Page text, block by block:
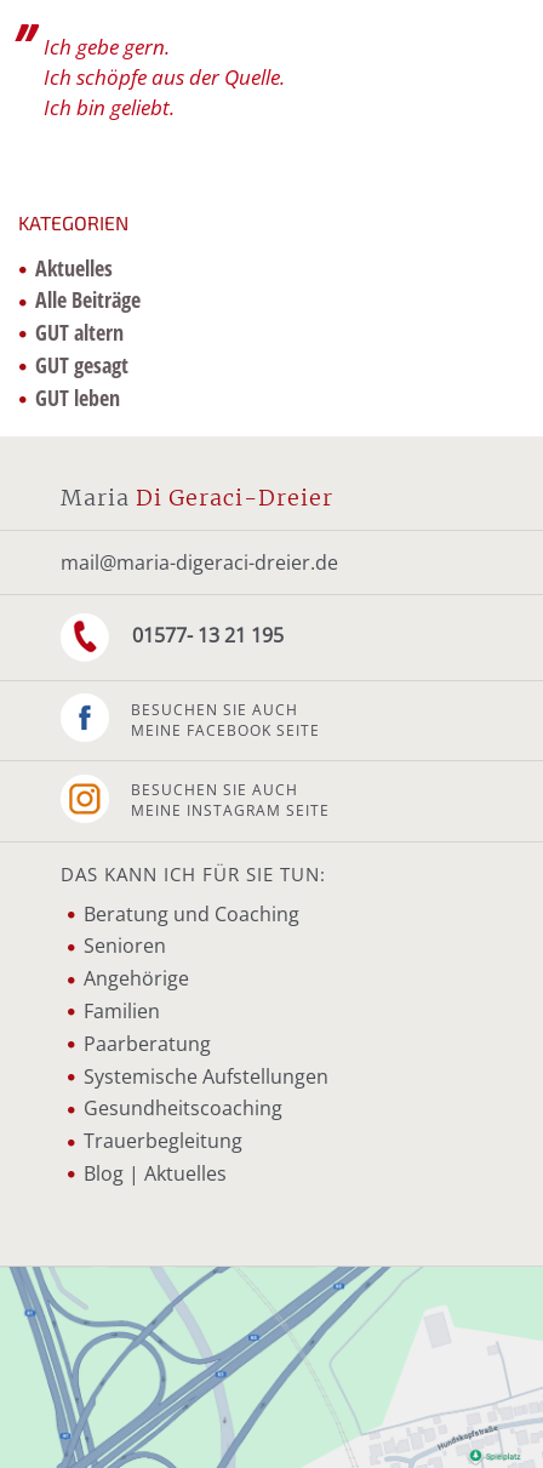
Ich gebe gern.
Ich schöpfe aus der Quelle.
Ich bin geliebt.
KATEGORIEN
Aktuelles
Alle Beiträge
GUT altern
GUT gesagt
GUT leben
Maria Di Geraci-Dreier
mail@maria-digeraci-dreier.de
01577- 13 21 195
BESUCHEN SIE AUCH
MEINE FACEBOOK SEITE
BESUCHEN SIE AUCH
MEINE INSTAGRAM SEITE
DAS KANN ICH FÜR SIE TUN:
Beratung und Coaching
Senioren
Angehörige
Familien
Paarberatung
Systemische Aufstellungen
Gesundheitscoaching
Trauerbegleitung
Blog | Aktuelles